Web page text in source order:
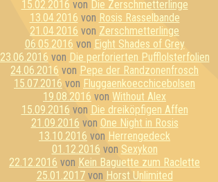
15.02.2016 von Die Zerschmetterlinge
13.04.2016 von Rosis Rasselbande
21.04.2016 von Zerschmetterlinge
06.05.2016 von Eight Shades of Grey
23.06.2016 von Die perforierten Pufflolsterfolien
24.06.2016 von Pepe der Randzonenfrosch
15.07.2016 von Fluggaenkoecchicebolsen
19.08.2016 von Without Alex
15.09.2016 von Die dreiköpfigen Affen
21.09.2016 von One Night in Rosis
13.10.2016 von Herrengedeck
01.12.2016 von Sexykon
22.12.2016 von Kein Baguette zum Raclette
25.01.2017von Horst Unlimited